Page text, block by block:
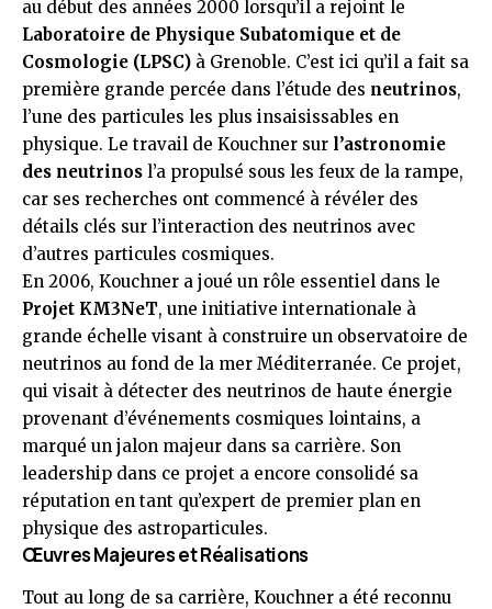
au début des années 2000 lorsqu’il a rejoint le
Laboratoire de Physique Subatomique et de
Cosmologie (LPSC) à Grenoble. C’est ici qu’il a fait sa
première grande percée dans l’étude des neutrinos,
l’une des particules les plus insaisissables en
physique. Le travail de Kouchner sur l’astronomie
des neutrinos l’a propulsé sous les feux de la rampe,
car ses recherches ont commencé à révéler des
détails clés sur l’interaction des neutrinos avec
d’autres particules cosmiques.
En 2006, Kouchner a joué un rôle essentiel dans le
Projet KM3NeT, une initiative internationale à
grande échelle visant à construire un observatoire de
neutrinos au fond de la mer Méditerranée. Ce projet,
qui visait à détecter des neutrinos de haute énergie
provenant d’événements cosmiques lointains, a
marqué un jalon majeur dans sa carrière. Son
leadership dans ce projet a encore consolidé sa
réputation en tant qu’expert de premier plan en
physique des astroparticules.
Œuvres Majeures et Réalisations
Tout au long de sa carrière, Kouchner a été reconnu